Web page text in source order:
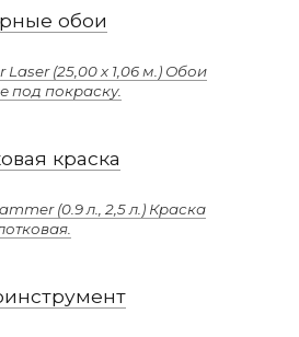
обои
(25,00 х 1,06 м.) Обои
под покраску.
краска
(0.9 л., 2,5 л.) Краска